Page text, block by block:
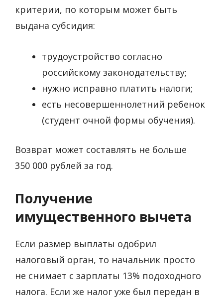
критерии, по которым может быть
выдана субсидия:
трудоустройство согласно
российскому законодательству;
нужно исправно платить налоги;
есть несовершеннолетний ребенок
(студент очной формы обучения).
Возврат может составлять не больше
350 000 рублей за год.
Получение
имущественного вычета
Если размер выплаты одобрил
налоговый орган, то начальник просто
не снимает с зарплаты 13% подоходного
налога. Если же налог уже был передан в